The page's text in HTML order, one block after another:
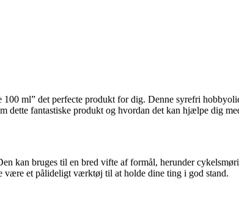
ml” det perfecte produkt for dig. Denne syrefri
fantastiske produkt og hvordan det kan hjælpe dig
kan bruges til en bred vifte af formål, herunder
være et pålideligt værktøj til at holde dine ting i god stand.